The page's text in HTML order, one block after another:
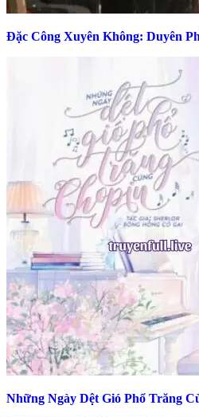
Đặc Công Xuyên Không: Duyên
Những Ngày Dệt Gió Phổ Trăng